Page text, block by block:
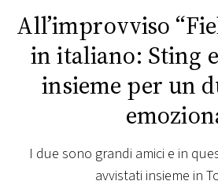
RADIO
WEB
RADIO
All’improvviso
in italiano: Sting
insieme per un
I due sono grandi amici e in
avvistati insieme in